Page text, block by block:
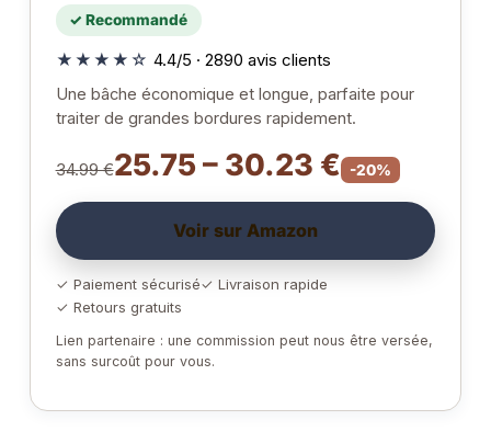
✓ Recommandé
★★★★☆ 4.4/5 · 2890 avis clients
Une bâche économique et longue, parfaite pour
traiter de grandes bordures rapidement.
34.99 €25.75 – 30.23 € -20%
Voir sur Amazon
✓ Paiement sécurisé✓ Livraison rapide
✓ Retours gratuits
Lien partenaire : une commission peut nous être versée,
sans surcoût pour vous.